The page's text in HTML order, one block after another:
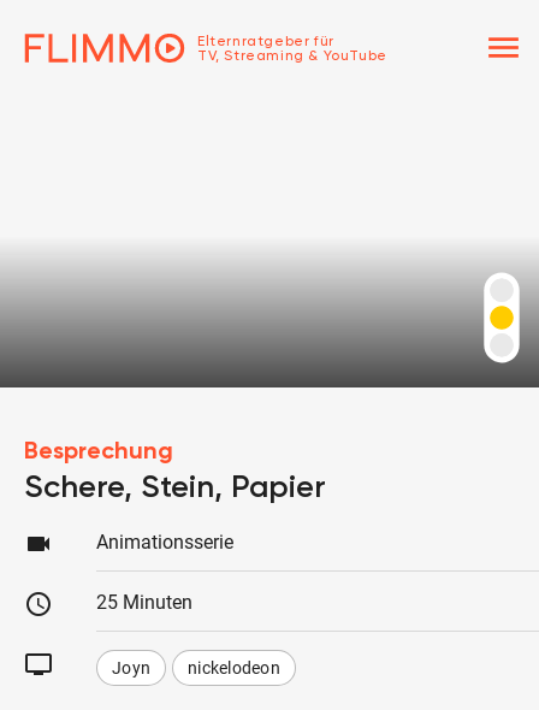
Elternratgeber für
TV, Streaming & YouTube
menu
Besprechung
Schere, Stein, Papier
videocam Animationsserie
schedule 25 Minuten
tv Joyn nickelodeon